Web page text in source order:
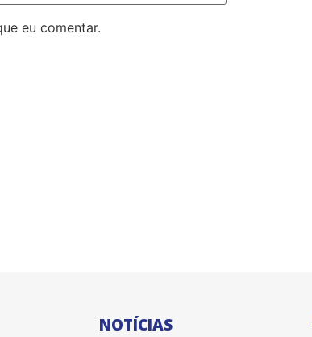
eu comentar.
NOTÍCIAS